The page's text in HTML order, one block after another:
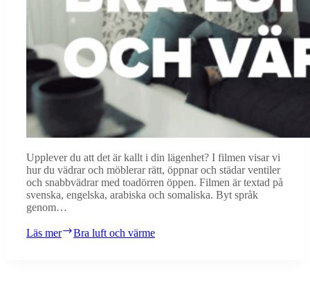
Upplever du att det är kallt i din lägenhet? I filmen visar vi
hur du vädrar och möblerar rätt, öppnar och städar ventiler
och snabbvädrar med toadörren öppen. Filmen är textad på
svenska, engelska, arabiska och somaliska. Byt språk
genom…
Läs mer Bra luft och värme